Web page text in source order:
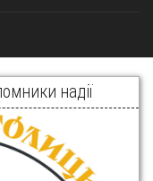
надії